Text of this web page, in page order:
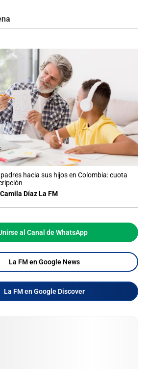
padres hacia sus hijos en Colombia: cuota
Díaz La FM
al Canal de WhatsApp
La FM en Google News
La FM en Google Discover